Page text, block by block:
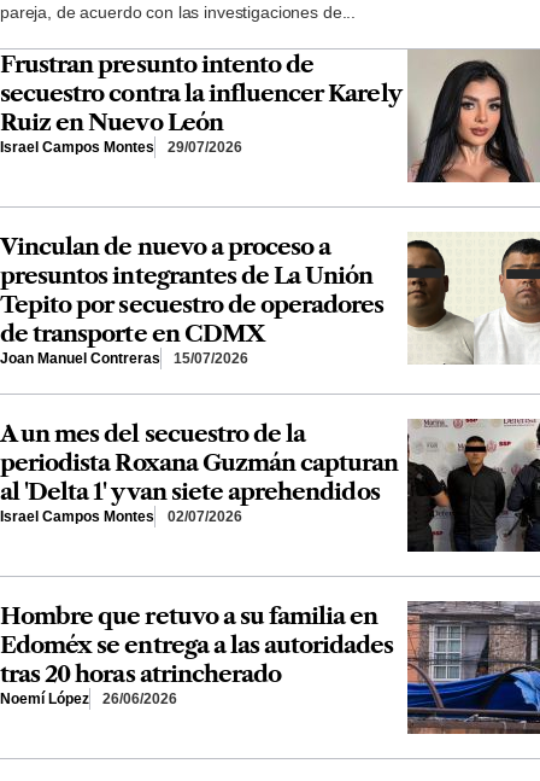
pareja, de acuerdo con las investigaciones de...
Frustran presunto intento de
secuestro contra la influencer Karely
Ruiz en Nuevo León
Israel Campos Montes 29/07/2026
Vinculan de nuevo a proceso a
presuntos integrantes de La Unión
Tepito por secuestro de operadores
de transporte en CDMX
Joan Manuel Contreras 15/07/2026
A un mes del secuestro de la
periodista Roxana Guzmán capturan
al 'Delta 1' y van siete aprehendidos
Israel Campos Montes 02/07/2026
Hombre que retuvo a su familia en
Edoméx se entrega a las autoridades
tras 20 horas atrincherado
Noemí López 26/06/2026